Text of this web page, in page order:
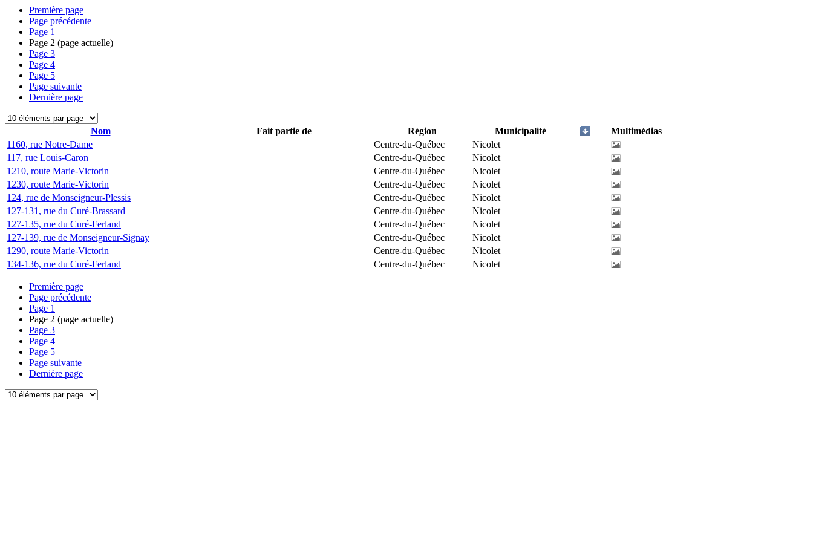
Première page
Page précédente
Page 1
Page 2 (page actuelle)
Page 3
Page 4
Page 5
Page suivante
Dernière page
Nom Fait partie de Région Municipalité
Multimédias
1160, rue Notre-Dame
Centre-du-Québec
Nicolet
117, rue Louis-Caron
Centre-du-Québec
Nicolet
1210, route Marie-Victorin
Centre-du-Québec
Nicolet
1230, route Marie-Victorin
Centre-du-Québec
Nicolet
124, rue de Monseigneur-Plessis
Centre-du-Québec
Nicolet
127-131, rue du Curé-Brassard
Centre-du-Québec
Nicolet
127-135, rue du Curé-Ferland
Centre-du-Québec
Nicolet
127-139, rue de Monseigneur-Signay
Centre-du-Québec
Nicolet
1290, route Marie-Victorin
Centre-du-Québec
Nicolet
134-136, rue du Curé-Ferland
Centre-du-Québec Nicolet
Première page
Page précédente
Page 1
Page 2 (page actuelle)
Page 3
Page 4
Page 5
Page suivante
Dernière page